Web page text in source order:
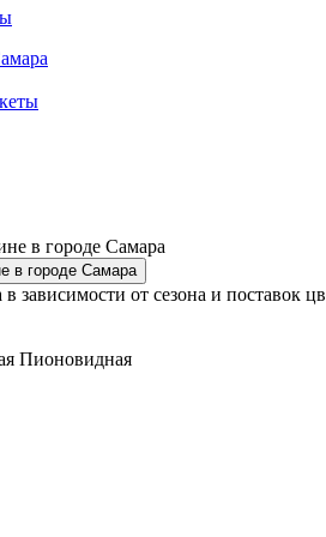
зависимости от сезона и поставок
Пионовидная